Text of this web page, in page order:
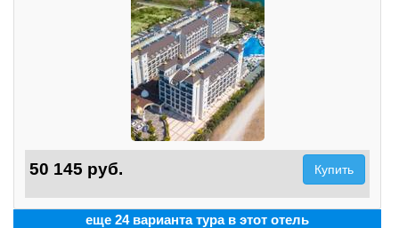
50 145 руб. Купить
еще 24 варианта тура в этот отель